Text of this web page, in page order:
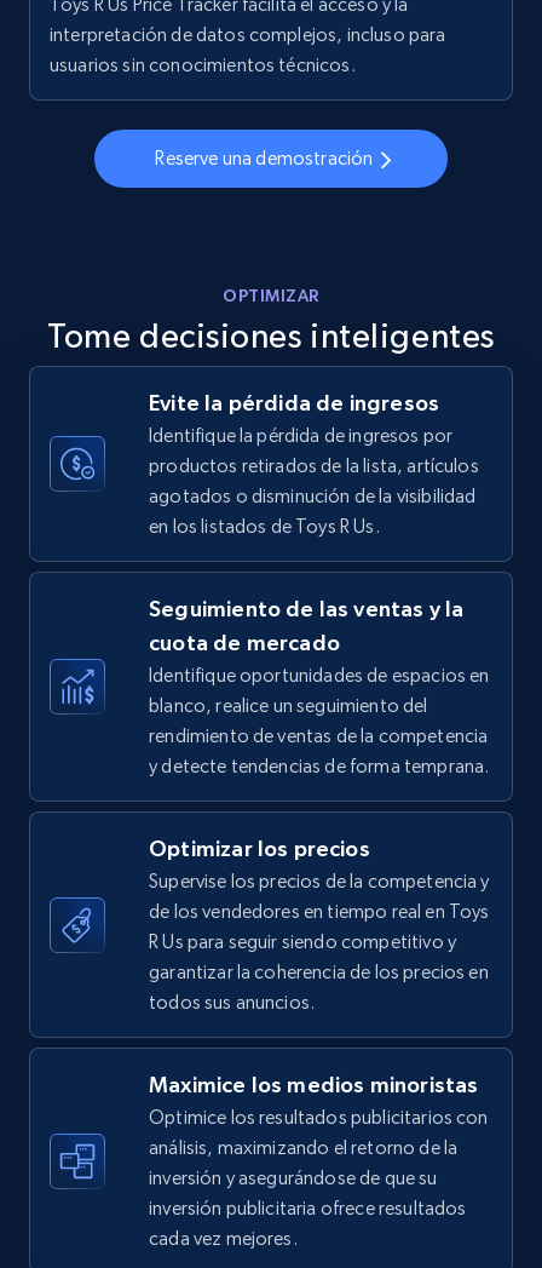
Walmart - products - Collects products by
specific keywords
URL, Final price, Sku, Currency, Gtin,
Specifications, Image urls, Top reviews, and
using sku numbers
URL, Final price, Sku, Currency, Gtin,
Specifications, Image urls, Top reviews, and
5.6K+ 875+ Comenzar ahora
TikTok Shop
URL, Title, Available, Description, Currency, Initial
price, Final price, Discount percent, and more.
5.4K+ 667+ Comenzar ahora
TikTok Shop - category
URL, Title, Available, Description, Currency, Initial
price, Final price, Discount percent, and more.
TikTok Shop - Collect TikTok shop products
by keywords search
URL, Title, Available, Description, Currency, Initial
interpretación de datos complejos, incluso para
usuarios sin conocimientos técnicos.
Reserve una demostración
OPTIMIZAR
Tome decisiones inteligentes
Evite la pérdida de ingresos
Identifique la pérdida de ingresos por
productos retirados de la lista, artículos
agotados o disminución de la visibilidad
en los listados de Toys R Us.
Seguimiento de las ventas y la
cuota de mercado
Identifique oportunidades de espacios en
blanco, realice un seguimiento del
rendimiento de ventas de la competencia
y detecte tendencias de forma temprana.
Optimizar los precios
Supervise los precios de la competencia y
de los vendedores en tiempo real en Toys
R Us para seguir siendo competitivo y
garantizar la coherencia de los precios en
todos sus anuncios.
Maximice los medios minoristas
Optimice los resultados publicitarios con
análisis, maximizando el retorno de la
inversión y asegurándose de que su
inversión publicitaria ofrece resultados
cada vez mejores.